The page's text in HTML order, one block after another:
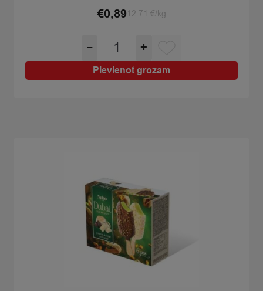
€0,89 12.71 €/kg
−
Saldējums
šokolādes
Druva
120ml/70g
+
Pievienot grozam